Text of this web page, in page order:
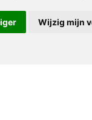
Wijzig mijn